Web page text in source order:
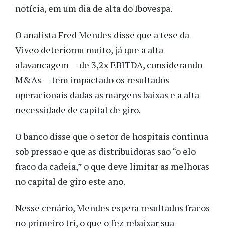
notícia, em um dia de alta do Ibovespa.
O analista Fred Mendes disse que a tese da
Viveo deteriorou muito, já que a alta
alavancagem — de 3,2x EBITDA, considerando
M&As — tem impactado os resultados
operacionais dadas as margens baixas e a alta
necessidade de capital de giro.
O banco disse que o setor de hospitais continua
sob pressão e que as distribuidoras são “o elo
fraco da cadeia,” o que deve limitar as melhoras
no capital de giro este ano.
Nesse cenário, Mendes espera resultados fracos
no primeiro tri, o que o fez rebaixar sua